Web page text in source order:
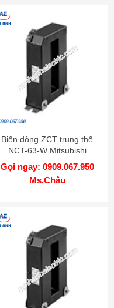
Biến dòng ZCT trung thế
NCT-63-W Mitsubishi
Gọi ngay: 0909.067.950
Ms.Châu